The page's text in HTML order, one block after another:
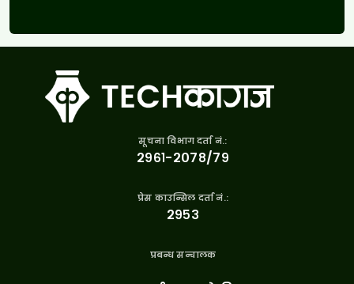
सूचना विभाग दर्ता नं.:
२९६१-२०७८/७९
प्रेस काउन्सिल दर्ता नं.:
२९५३
प्रबन्ध सन्चालक